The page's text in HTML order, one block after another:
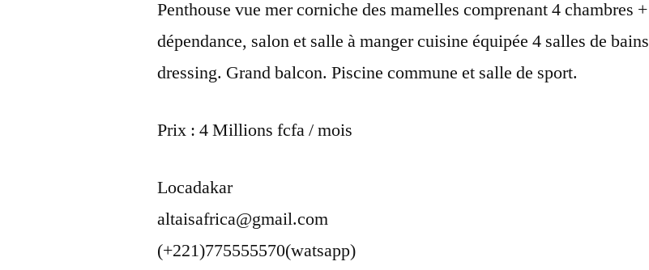
Penthouse vue mer corniche des mamelles comprenant 4 chambres +
dépendance, salon et salle à manger cuisine équipée 4 salles de bains
dressing. Grand balcon. Piscine commune et salle de sport.
Prix : 4 Millions fcfa / mois
Locadakar
altaisafrica@gmail.com
(+221)775555570(watsapp)